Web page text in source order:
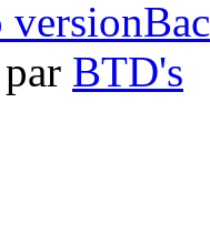
version
BTD's